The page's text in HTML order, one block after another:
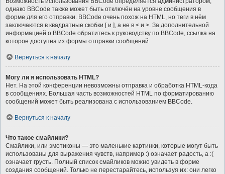
однако BBCode также может быть отключён на уровне сообщения в
форме для его отправки. BBCode очень похож на HTML, но теги в нём
заключаются в квадратные скобки [ и ], а не в < и >. За дополнительной
информацией о BBCode обратитесь к руководству по BBCode, ссылка на
которое доступна из формы отправки сообщений.
Вернуться к началу
Могу ли я использовать HTML?
Нет. На этой конференции невозможны отправка и обработка HTML-кода
в сообщениях. Большая часть возможностей HTML по форматированию
сообщений может быть реализована с использованием BBCode.
Вернуться к началу
Что такое смайлики?
Смайлики, или эмотиконы — это маленькие картинки, которые могут быть
использованы для выражения чувств, например :) означает радость, а :(
означает грусть. Полный список смайликов можно увидеть в форме
создания сообщений. Только не перестарайтесь, используя их: они легко